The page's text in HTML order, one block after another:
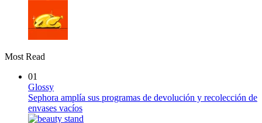
Most Read
01
Glossy
Sephora amplía sus programas de devolución y recolección de
envases vacíos